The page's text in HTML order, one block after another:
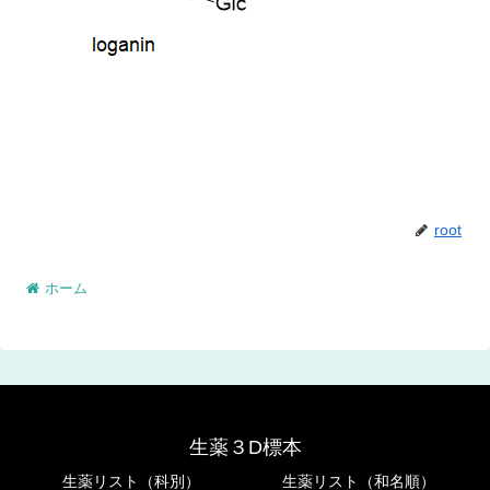
root
ホーム
生薬３D標本
生薬リスト（科別） 生薬リスト（和名順）